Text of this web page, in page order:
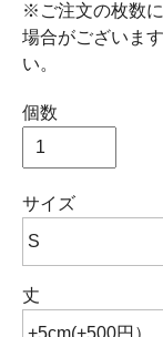
※ご注文の枚数
場合がございま
い。
個数
サイズ
丈